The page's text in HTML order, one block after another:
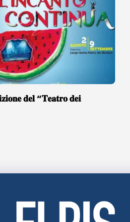
𝐝𝐞𝐥 “𝐓𝐞𝐚𝐭𝐫𝐨 𝐝𝐞𝐢